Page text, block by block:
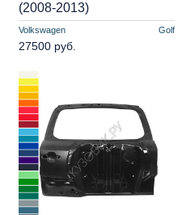
Volkswagen Golf
(2008-2013)
27500 руб.